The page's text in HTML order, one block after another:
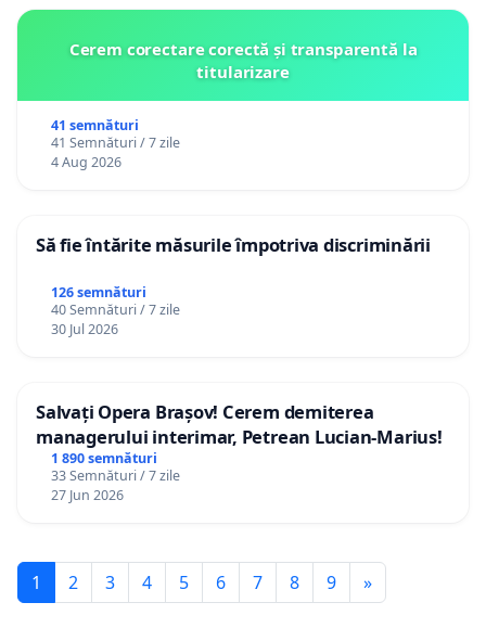
Cerem corectare corectă și transparentă la
titularizare
41 semnături
41 Semnături / 7 zile
4 Aug 2026
Să fie întărite măsurile împotriva discriminării
126 semnături
40 Semnături / 7 zile
30 Jul 2026
Salvați Opera Brașov! Cerem demiterea
managerului interimar, Petrean Lucian-Marius!
1 890 semnături
33 Semnături / 7 zile
27 Jun 2026
1 2 3 4 5 6 7 8 9 »